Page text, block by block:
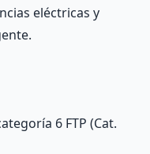
eléctricas y
6 FTP (Cat.